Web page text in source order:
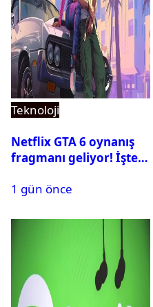
Teknoloji
Netflix GTA 6 oynanış
fragmanı geliyor! İşte
1 gün önce